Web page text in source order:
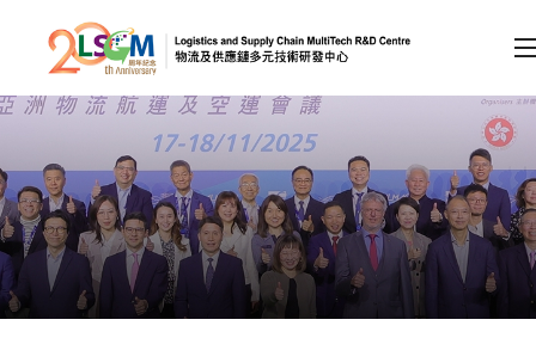
跳到内容（按回车键）
会员登录
A A EN 繁 简